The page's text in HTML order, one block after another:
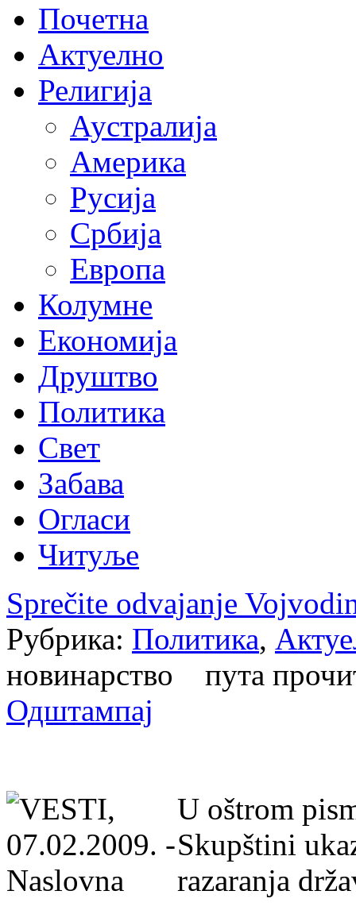
Почетна
Актуелно
Религија
Аустралија
Америка
Русија
Србија
Европа
Колумне
Економија
Друштво
Политика
Свет
Забава
Огласи
Читуље
Sprečite odvajanje
Рубрика: Политика,
новинарство пута
Одштампај
U oštrom
Skupštini
razaranja